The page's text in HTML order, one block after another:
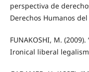
perspectiva de
Derechos Humanos
FUNAKOSHI, M.
Ironical liberal